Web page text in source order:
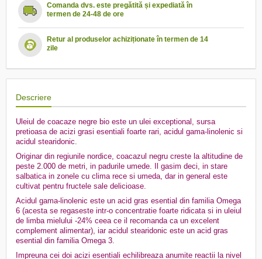
Comanda dvs. este pregătită și expediată în
termen de 24-48 de ore
Retur al produselor achiziționate în termen de 14
zile
Descriere
Uleiul de coacaze negre bio este un ulei exceptional, sursa
pretioasa de acizi grasi esentiali foarte rari, acidul gama-linolenic si
acidul stearidonic.
Originar din regiunile nordice, coacazul negru creste la altitudine de
peste 2.000 de metri, in padurile umede. Il gasim deci, in stare
salbatica in zonele cu clima rece si umeda, dar in general este
cultivat pentru fructele sale delicioase.
Acidul gama-linolenic este un acid gras esential din familia Omega
6 (acesta se regaseste intr-o concentratie foarte ridicata si in uleiul
de limba mielului -24% ceea ce il recomanda ca un excelent
complement alimentar), iar acidul stearidonic este un acid gras
esential din familia Omega 3.
Impreuna cei doi acizi esentiali echilibreaza anumite reactii la nivel